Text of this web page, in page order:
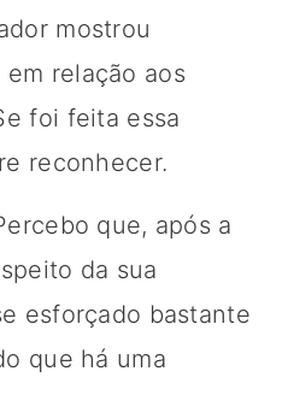
mostrou
relação aos
foi feita essa
reconhecer.
que, após a
da sua
esforçado bastante
que há uma